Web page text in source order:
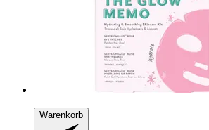
Warenkorb